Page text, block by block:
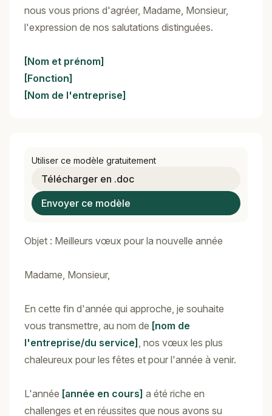
nous vous prions d'agréer, Madame, Monsieur,
l'expression de nos salutations distinguées.
[Nom et prénom]
[Fonction]
[Nom de l'entreprise]
Utiliser ce modèle gratuitement
Télécharger en .doc
Envoyer ce modèle
Objet : Meilleurs vœux pour la nouvelle année
Madame, Monsieur,
En cette fin d'année qui approche, je souhaite
vous transmettre, au nom de [nom de
l'entreprise/du service] , nos vœux les plus
chaleureux pour les fêtes et pour l'année à venir.
L'année [année en cours] a été riche en
challenges et en réussites que nous avons su